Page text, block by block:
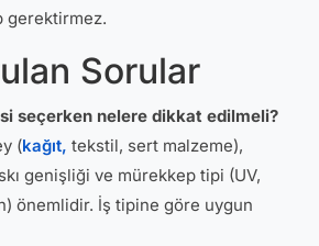
gerektirmez.
Sorular
seçerken nelere dikkat edilmeli?
(kağıt, tekstil, sert malzeme),
genişliği ve mürekkep tipi (UV,
önemlidir. İş tipine göre uygun